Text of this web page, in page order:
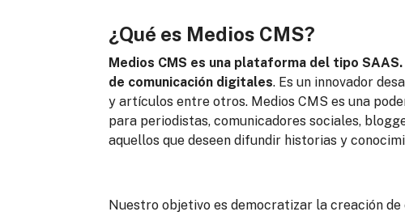
¿Qué es Medios CMS?
Medios CMS es una plataforma del tipo
de comunicación digitales. Es un innovador
y artículos entre otros. Medios CMS es una
para periodistas, comunicadores sociales,
aquellos que deseen difundir historias y
Nuestro objetivo es democratizar la creación